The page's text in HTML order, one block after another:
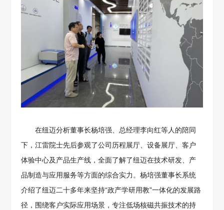
在纽迈分析董事长杨培强、总经理李向红等人的陪同
下，江雷院士先后参观了公司历程展厅、设备展厅、客户
体验中心及产品生产线，全面了解了纽迈在技术研发、产
品制造与应用服务等方面的综合实力。杨培强董事长系统
介绍了纽迈二十多年来坚持“政产学研用教”一体化的发展路
径，围绕客户实际应用场景，专注低场核磁共振技术的持